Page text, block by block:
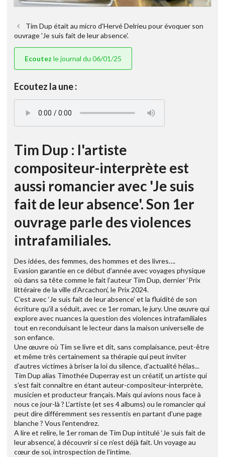
Tim Dup était au micro d'Hervé Delrieu pour évoquer son
ouvrage 'Je suis fait de leur absence'.
Ecoutez le journal du 06/01/25
Ecoutez la une :
Tim Dup : l'artiste
compositeur-interprète est
aussi romancier avec 'Je suis
fait de leur absence'. Son 1er
ouvrage parle des violences
intrafamiliales.
Des idées, des femmes, des hommes et des livres….
Evasion garantie en ce début d’année avec voyages physique
où dans sa tête comme le fait l’auteur Tim Dup, dernier ‘Prix
littéraire de la ville d’Arcachon’, le Prix 2024.
C’est avec ‘Je suis fait de leur absence’ et la fluidité de son
écriture qu’il a séduit, avec ce 1er roman, le jury. Une œuvre qui
explore avec nuances la question des violences intrafamiliales
tout en reconduisant le lecteur dans la maison universelle de
son enfance.
Une œuvre où Tim se livre et dit, sans complaisance, peut-être
et même très certainement sa thérapie qui peut inviter
d’autres victimes à briser la loi du silence, d’actualité hélas...
Tim Dup alias Timothée Duperray est un créatif, un artiste qui
s’est fait connaître en étant auteur-compositeur-interprète,
musicien et producteur français. Mais qui avions nous face à
nous ce jour-là ? L’artiste (et ses 4 albums) ou le romancier qui
peut dire différemment ses ressentis en partant d’une page
blanche ? Vous l'entendrez.
A lire et relire, le 1er roman de Tim Dup intitulé ‘Je suis fait de
leur absence’, à découvrir si ce n’est déjà fait. Un voyage au
cœur de soi, introspection de l’intime.